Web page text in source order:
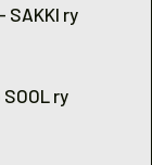
SAKKI ry
ry